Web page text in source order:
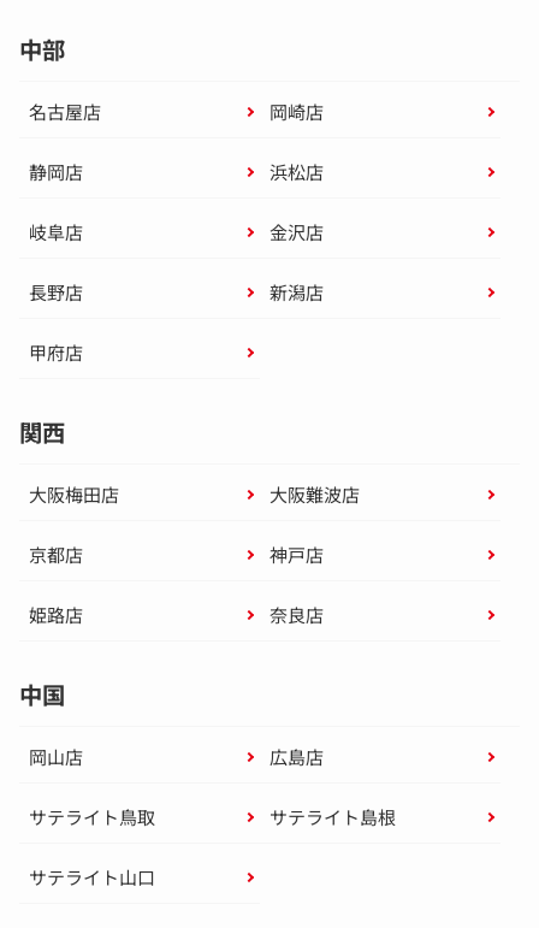
中部
名古屋店 岡崎店
静岡店 浜松店
岐阜店 金沢店
長野店 新潟店
甲府店
関西
大阪梅田店 大阪難波店
京都店 神戸店
姫路店 奈良店
中国
岡山店 広島店
サテライト鳥取 サテライト島根
サテライト山口